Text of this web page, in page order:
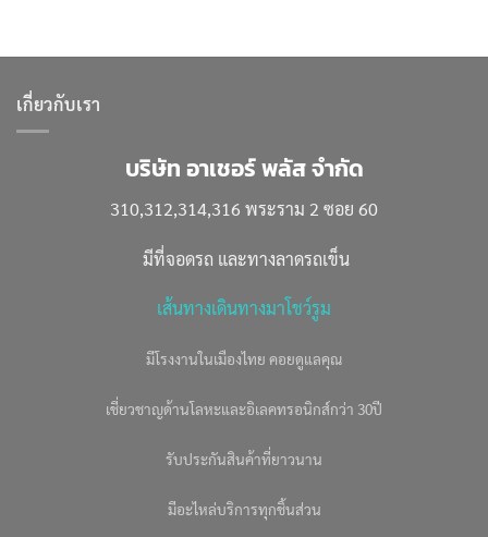
เกี่ยวกับเรา
บริษัท อาเชอร์ พลัส จำกัด
310,312,314,316 พระราม 2 ซอย 60
มีที่จอดรถ และทางลาดรถเข็น
เส้นทางเดินทางมาโชว์รูม
มีโรงงานในเมืองไทย คอยดูแลคุณ
เชี่ยวชาญด้านโลหะและอิเลคทรอนิกส์กว่า 30ปี
รับประกันสินค้าที่ยาวนาน
มีอะไหล่บริการทุกชิ้นส่วน